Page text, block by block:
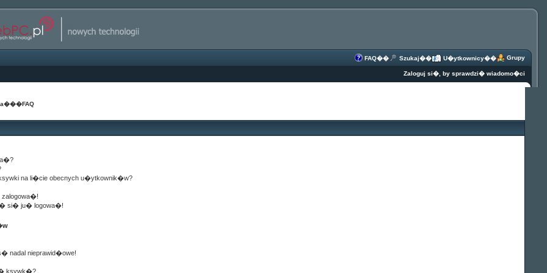
FAQ�� Szukaj�� U�ytkownicy�� Grupy
Zaloguj si�, by sprawdzi� wiadomo�ci
���FAQ
na li�cie obecnych u�ytkownik�w?
si� ju� logowa�!
nadal nieprawid�owe!
ksywk�?